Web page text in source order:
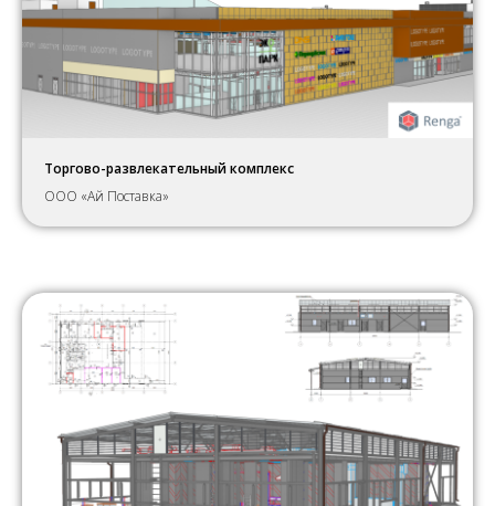
Торгово-развлекательный комплекс
ООО «Ай Поставка»